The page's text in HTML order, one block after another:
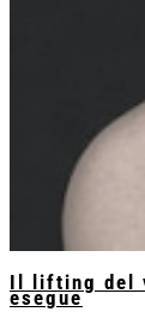
Il lifting del
esegue